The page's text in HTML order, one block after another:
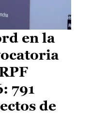
en la
791
de